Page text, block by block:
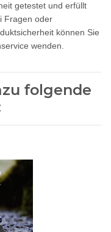
getestet und erfüllt
Fragen oder
können Sie
wenden.
folgende